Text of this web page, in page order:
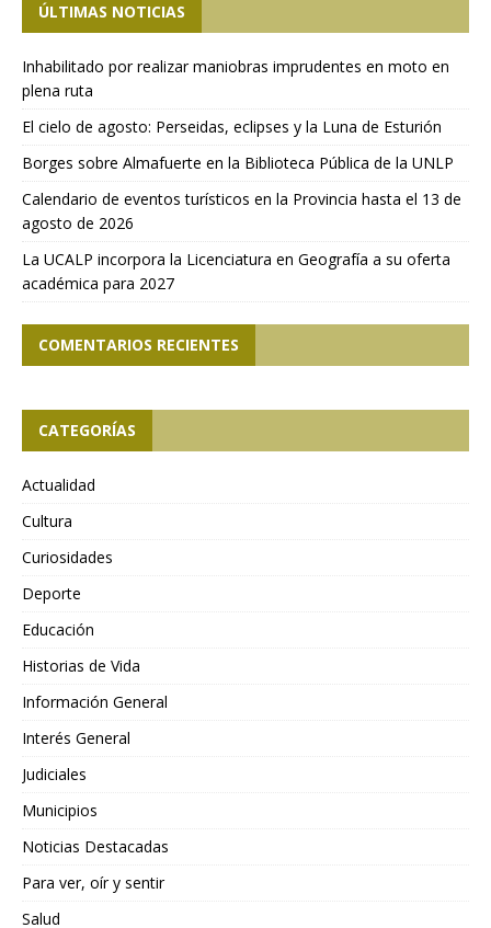
ÚLTIMAS NOTICIAS
Inhabilitado por realizar maniobras imprudentes en moto en
plena ruta
El cielo de agosto: Perseidas, eclipses y la Luna de Esturión
Borges sobre Almafuerte en la Biblioteca Pública de la UNLP
Calendario de eventos turísticos en la Provincia hasta el 13 de
agosto de 2026
La UCALP incorpora la Licenciatura en Geografía a su oferta
académica para 2027
COMENTARIOS RECIENTES
CATEGORÍAS
Actualidad
Cultura
Curiosidades
Deporte
Educación
Historias de Vida
Información General
Interés General
Judiciales
Municipios
Noticias Destacadas
Para ver, oír y sentir
Salud